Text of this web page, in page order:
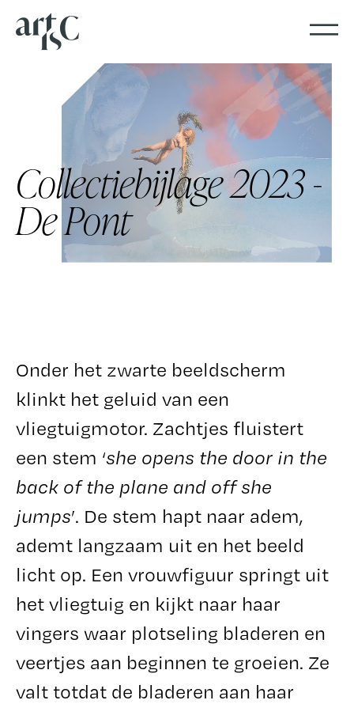
Collectiebijlage 2023 -
De Pont
Onder het zwarte beeldscherm
klinkt het geluid van een
vliegtuigmotor. Zachtjes fluistert
een stem ‘she opens the door in the
back of the plane and off she
jumps’. De stem hapt naar adem,
ademt langzaam uit en het beeld
licht op. Een vrouwfiguur springt uit
het vliegtuig en kijkt naar haar
vingers waar plotseling bladeren en
veertjes aan beginnen te groeien. Ze
valt totdat de bladeren aan haar